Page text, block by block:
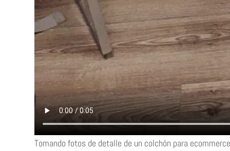
Tomando fotos de detalle de un colchón para